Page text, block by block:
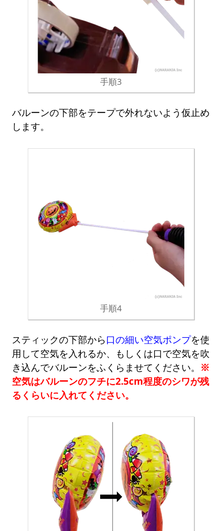
手順3
バルーンの下部をテープで外れないよう仮止め
します。
手順4
スティックの下部から 口の細い空気ポンプを使
用して空気を入れるか、もしくは口で空気を吹
き込んでバルーンをふくらませてください。 ※
空気はバルーンのフチに2.5cm程度のシワが残
るくらいに入れてください。